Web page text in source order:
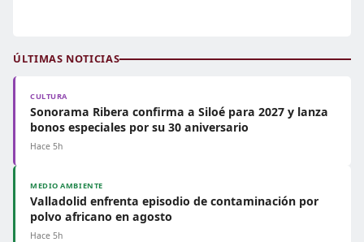
ÚLTIMAS NOTICIAS
CULTURA
Sonorama Ribera confirma a Siloé para 2027 y lanza
bonos especiales por su 30 aniversario
Hace 5h
MEDIO AMBIENTE
Valladolid enfrenta episodio de contaminación por
polvo africano en agosto
Hace 5h